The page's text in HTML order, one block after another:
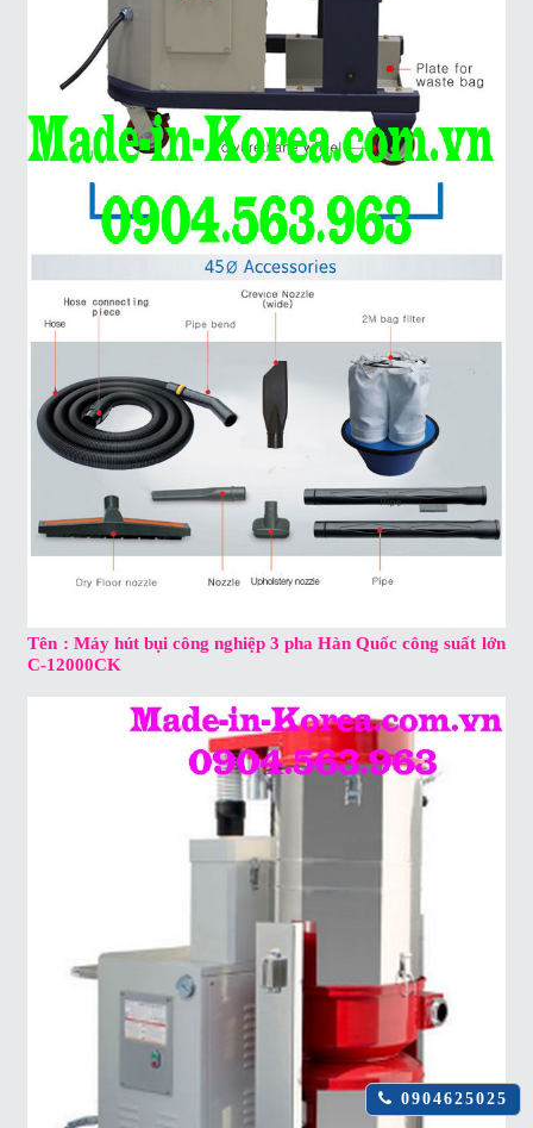
Tên : Máy hút bụi công nghiệp 3 pha Hàn Quốc công suất lớn
C-12000CK
Click
để
0904625025